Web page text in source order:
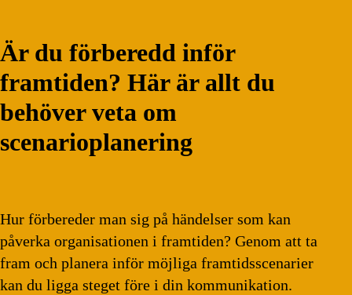
Är du förberedd inför
framtiden? Här är allt du
behöver veta om
scenarioplanering
Hur förbereder man sig på händelser som kan
påverka organisationen i framtiden? Genom att ta
fram och planera inför möjliga framtidsscenarier
kan du ligga steget före i din kommunikation.